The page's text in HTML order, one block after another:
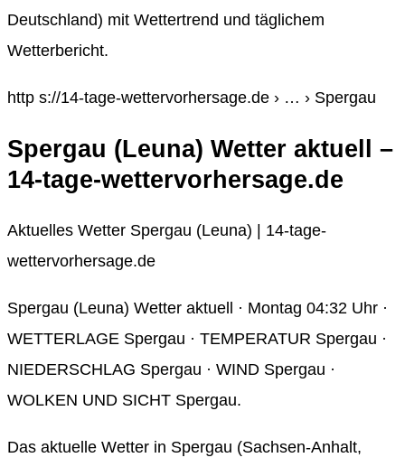
Deutschland) mit Wettertrend und täglichem
Wetterbericht.
http s://14-tage-wettervorhersage.de › … › Spergau
Spergau (Leuna) Wetter aktuell –
14-tage-wettervorhersage.de
Aktuelles Wetter Spergau (Leuna) | 14-tage-
wettervorhersage.de
Spergau (Leuna) Wetter aktuell · Montag 04:32 Uhr ·
WETTERLAGE Spergau · TEMPERATUR Spergau ·
NIEDERSCHLAG Spergau · WIND Spergau ·
WOLKEN UND SICHT Spergau.
Das aktuelle Wetter in Spergau (Sachsen-Anhalt,